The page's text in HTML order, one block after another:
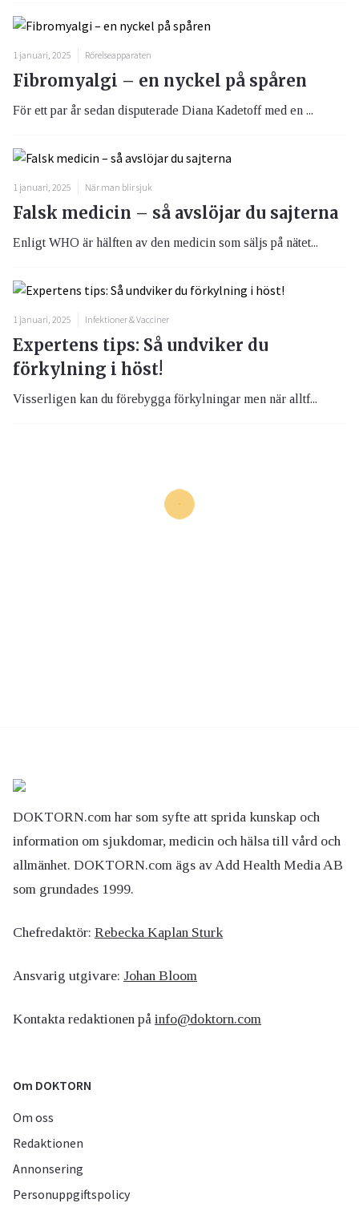
1 januari, 2025 Rörelseapparaten
Fibromyalgi – en nyckel på spåren
För ett par år sedan disputerade Diana Kadetoff med en ...
1 januari, 2025 När man blir sjuk
Falsk medicin – så avslöjar du sajterna
Enligt WHO är hälften av den medicin som säljs på nätet...
1 januari, 2025 Infektioner & Vacciner
Expertens tips: Så undviker du
förkylning i höst!
Visserligen kan du förebygga förkylningar men när alltf...
DOKTORN.com har som syfte att sprida kunskap och
information om sjukdomar, medicin och hälsa till vård och
allmänhet. DOKTORN.com ägs av Add Health Media AB
som grundades 1999.
Chefredaktör: Rebecka Kaplan Sturk
Ansvarig utgivare: Johan Bloom
Kontakta redaktionen på info@doktorn.com
Om DOKTORN
Om oss
Redaktionen
Annonsering
Personuppgiftspolicy